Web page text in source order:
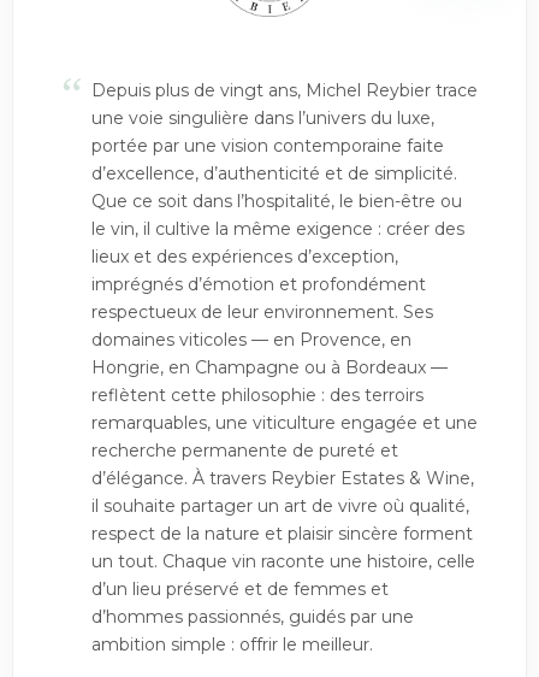
“
Depuis plus de vingt ans, Michel Reybier trace
une voie singulière dans l’univers du luxe,
portée par une vision contemporaine faite
d’excellence, d’authenticité et de simplicité.
Que ce soit dans l’hospitalité, le bien-être ou
le vin, il cultive la même exigence : créer des
lieux et des expériences d’exception,
imprégnés d’émotion et profondément
respectueux de leur environnement. Ses
domaines viticoles — en Provence, en
Hongrie, en Champagne ou à Bordeaux —
reflètent cette philosophie : des terroirs
remarquables, une viticulture engagée et une
recherche permanente de pureté et
d’élégance. À travers Reybier Estates & Wine,
il souhaite partager un art de vivre où qualité,
respect de la nature et plaisir sincère forment
un tout. Chaque vin raconte une histoire, celle
d’un lieu préservé et de femmes et
d’hommes passionnés, guidés par une
ambition simple : offrir le meilleur.